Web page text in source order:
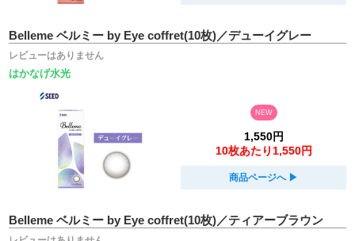
Belleme ベルミー by Eye coffret(10枚)／デューイグレー
レビューはありません
はかなげ水光
NEW
1,550円
10枚あたり1,550円
商品ページへ ▶︎
Belleme ベルミー by Eye coffret(10枚)／ティアーブラウン